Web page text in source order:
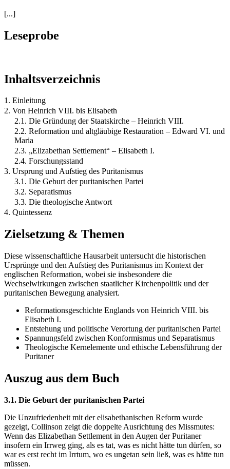
[...]
Leseprobe
Inhaltsverzeichnis
1. Einleitung
2. Von Heinrich VIII. bis Elisabeth
2.1. Die Gründung der Staatskirche – Heinrich VIII.
2.2. Reformation und altgläubige Restauration – Edward VI. und
Maria
2.3. „Elizabethan Settlement“ – Elisabeth I.
2.4. Forschungsstand
3. Ursprung und Aufstieg des Puritanismus
3.1. Die Geburt der puritanischen Partei
3.2. Separatismus
3.3. Die theologische Antwort
4. Quintessenz
Zielsetzung & Themen
Diese wissenschaftliche Hausarbeit untersucht die historischen
Ursprünge und den Aufstieg des Puritanismus im Kontext der
englischen Reformation, wobei sie insbesondere die
Wechselwirkungen zwischen staatlicher Kirchenpolitik und der
puritanischen Bewegung analysiert.
Reformationsgeschichte Englands von Heinrich VIII. bis
Elisabeth I.
Entstehung und politische Verortung der puritanischen Partei
Spannungsfeld zwischen Konformismus und Separatismus
Theologische Kernelemente und ethische Lebensführung der
Puritaner
Auszug aus dem Buch
3.1. Die Geburt der puritanischen Partei
Die Unzufriedenheit mit der elisabethanischen Reform wurde
gezeigt, Collinson zeigt die doppelte Ausrichtung des Missmutes:
Wenn das Elizabethan Settlement in den Augen der Puritaner
insofern ein Irrweg ging, als es tat, was es nicht hätte tun dürfen, so
war es erst recht im Irrtum, wo es ungetan sein ließ, was es hätte tun
müssen.